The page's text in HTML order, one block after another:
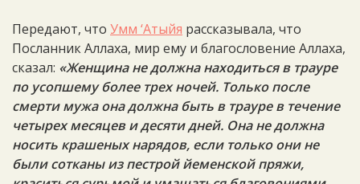
Передают, что Умм ‘Атыйя рассказывала, что
Посланник Аллаха, мир ему и благословение Аллаха,
сказал: «Женщина не должна находиться в трауре
по усопшему более трех ночей. Только после
смерти мужа она должна быть в трауре в течение
четырех месяцев и десяти дней. Она не должна
носить крашеных нарядов, если только они не
были сотканы из пестрой йеменской пряжи,